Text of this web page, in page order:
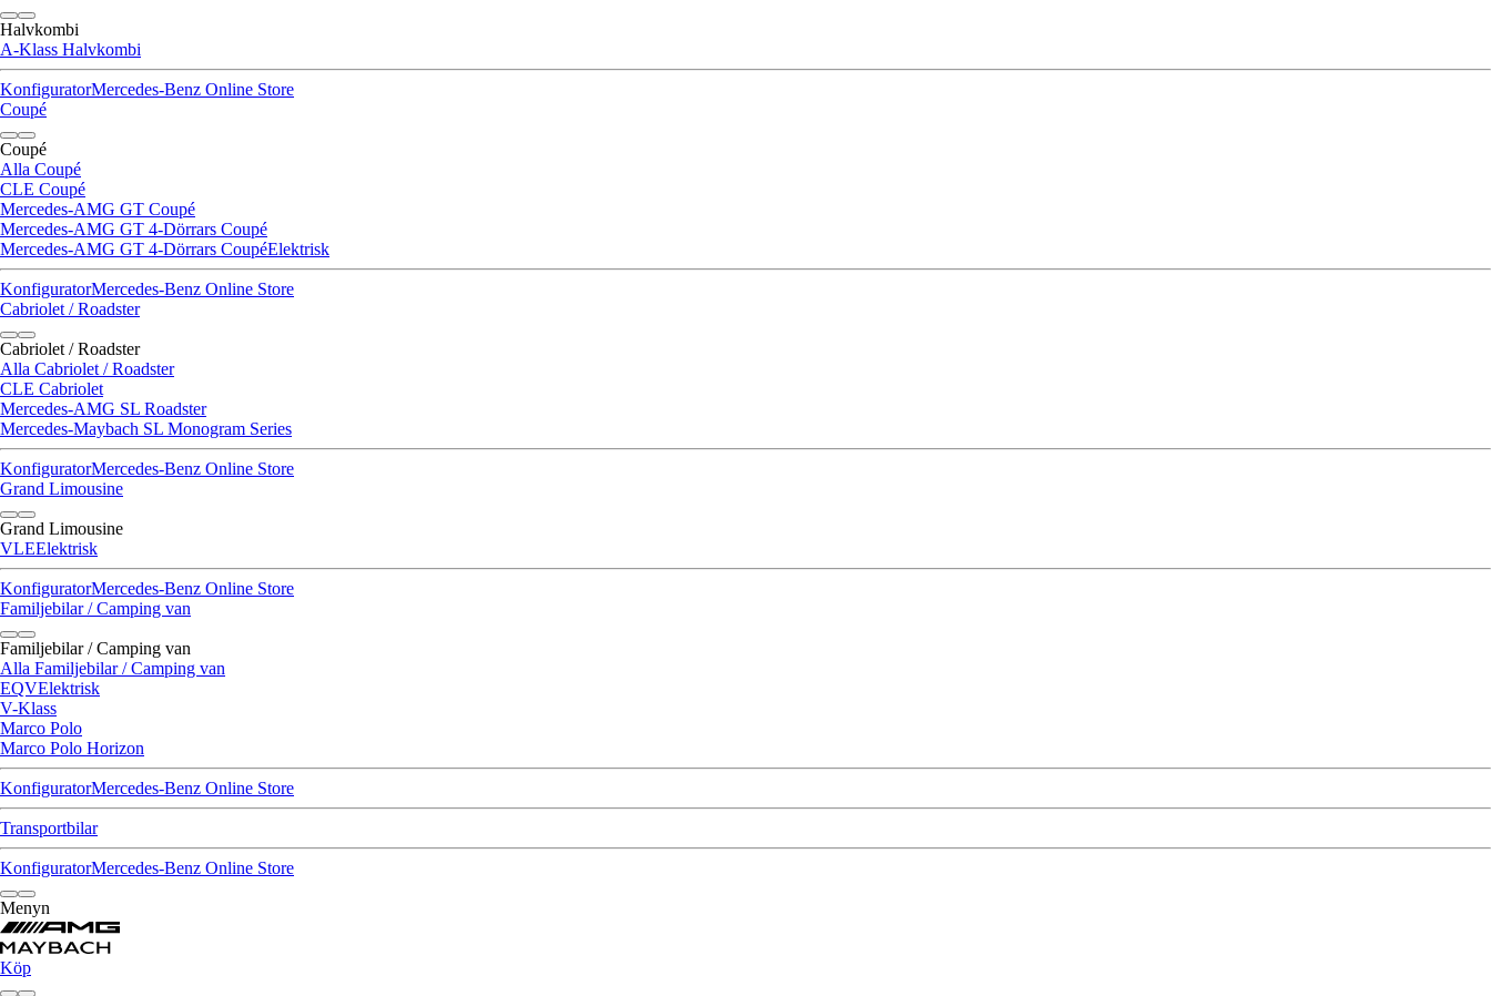
Halvkombi
A-Klass Halvkombi
KonfiguratorMercedes-Benz Online Store
Coupé
Coupé
Alla Coupé
CLE Coupé
Mercedes-AMG GT Coupé
Mercedes-AMG GT 4-Dörrars Coupé
Mercedes-AMG GT 4-Dörrars CoupéElektrisk
KonfiguratorMercedes-Benz Online Store
Cabriolet / Roadster
Cabriolet / Roadster
Alla Cabriolet / Roadster
CLE Cabriolet
Mercedes-AMG SL Roadster
Mercedes-Maybach SL Monogram Series
KonfiguratorMercedes-Benz Online Store
Grand Limousine
Grand Limousine
VLEElektrisk
KonfiguratorMercedes-Benz Online Store
Familjebilar / Camping van
Familjebilar / Camping van
Alla Familjebilar / Camping van
EQVElektrisk
V-Klass
Marco Polo
Marco Polo Horizon
KonfiguratorMercedes-Benz Online Store
Transportbilar
KonfiguratorMercedes-Benz Online Store
Menyn
Köp